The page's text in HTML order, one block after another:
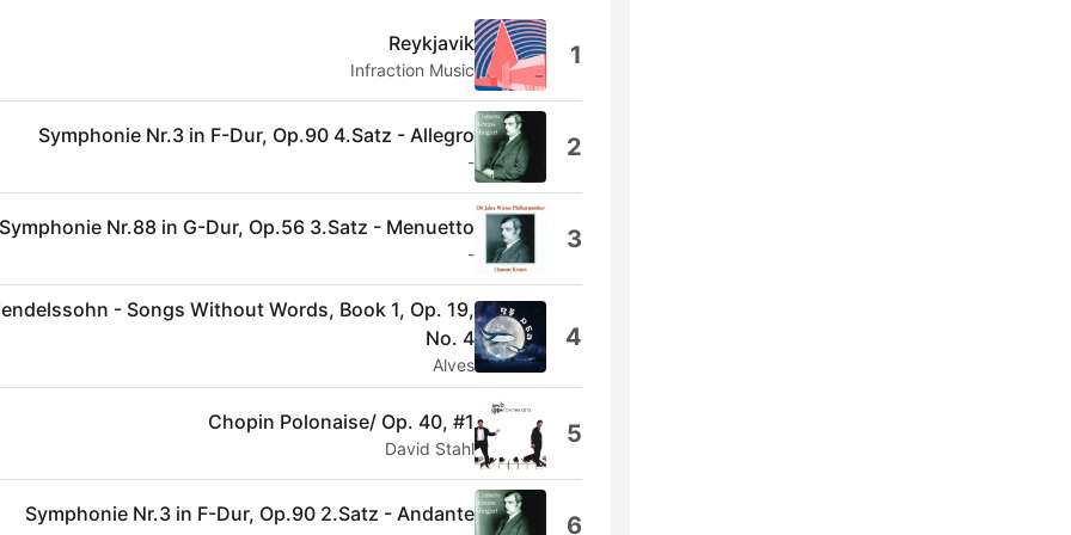
1
Reykjavik
Infraction Music
2
Symphonie Nr.3 in F-Dur, Op.90 4.Satz - Allegro
-
3
Symphonie Nr.88 in G-Dur, Op.56 3.Satz - Menuetto
-
4
- Songs Without Words, Book 1, Op. 19,
No. 4
Alves
5
Chopin Polonaise/ Op. 40, #1
David Stahl
6
Symphonie Nr.3 in F-Dur, Op.90 2.Satz - Andante